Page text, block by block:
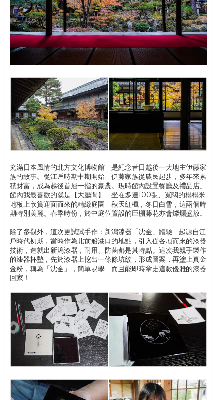
充滿日本風情的北方文化博物館，是紀念昔日越後一大地主伊藤家
族的故事。從江戶時期中期開始，伊藤家族從農民起步，多年來累
積財富，成為越後首屈一指的豪農。現時館內設置餐廳及禮品店。
館內我最喜歡的就是【大廳間】，坐在多達100張、寬闊的榻榻米
地板上欣賞迎面而來的精緻庭園，秋天紅楓，冬日白雪，這兩個時
期特別美麗。春季時份，於中庭位置設的巨棚藤花亦會燦爛盛放。
除了參觀外，這次更試試手作：新潟漆器「沈金」體驗 - 起源自江
戶時代初期，當時作為北前船港口的地點，引入從各地而來的漆器
技術，造就出新潟漆器，耐用、防菌都是其特點。這次我親手製作
的漆器杯墊，先於漆器上挖出一條條坑紋，形成圖案，再塗上真金
金粉，稱為「沈金」，簡單易學，而且能即時拿走這款優雅的漆器
回家！